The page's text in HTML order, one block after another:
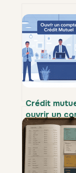
Crédit
ouvrir un
démarches,
conditions
choix à faire